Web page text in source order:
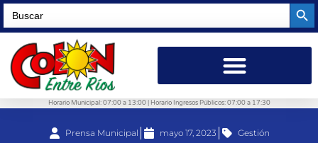
Search
for:
Horario Municipal: 07:00 a 13:00 | Horario Ingresos Públicos: 07:00 a 17:30
Prensa Municipal mayo 17, 2023 Gestión